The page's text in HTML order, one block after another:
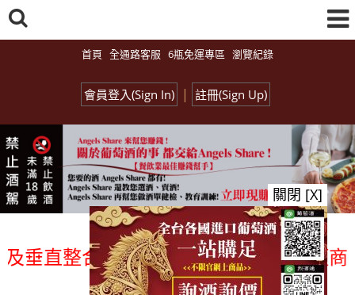
首頁 全通路客服 6瓶免運專區 瀏覽紀錄
會員登入(Sign In) | 註冊(Sign Up)
直整合、一次購足」各國進口酒類商品
總覽-促銷&活動
關閉 [X]